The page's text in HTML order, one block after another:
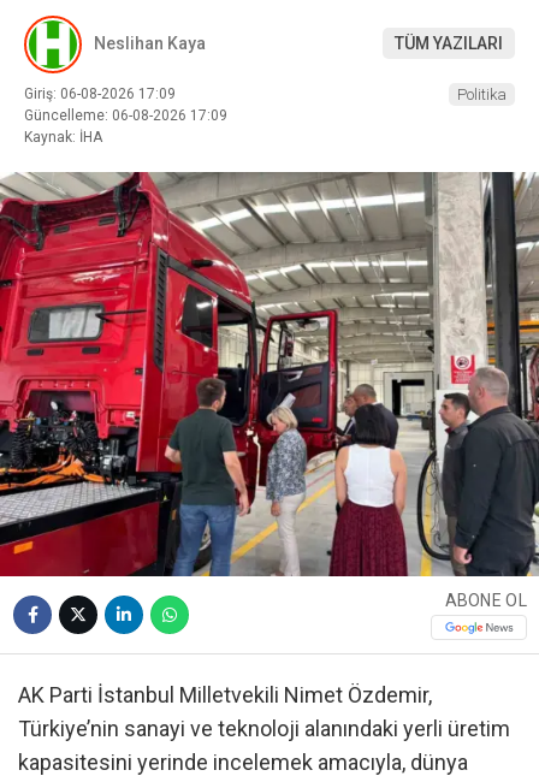
Neslihan Kaya TÜM YAZILARI
Giriş: 06-08-2026 17:09
Güncelleme: 06-08-2026 17:09
Kaynak: İHA
Politika
ABONE OL
AK Parti İstanbul Milletvekili Nimet Özdemir,
Türkiye’nin sanayi ve teknoloji alanındaki yerli üretim
kapasitesini yerinde incelemek amacıyla, dünya